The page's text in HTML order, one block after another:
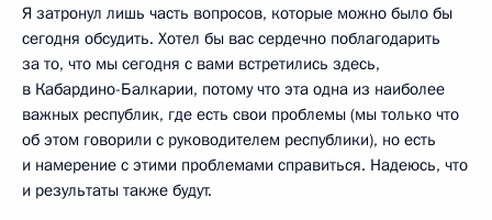
Я затронул лишь часть вопросов, которые можно было бы
сегодня обсудить. Хотел бы вас сердечно поблагодарить
за то, что мы сегодня с вами встретились здесь,
в Кабардино-Балкарии, потому что эта одна из наиболее
важных республик, где есть свои проблемы (мы только что
об этом говорили с руководителем республики), но есть
и намерение с этими проблемами справиться. Надеюсь, что
и результаты также будут.